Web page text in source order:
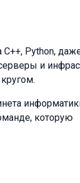
C++, Python,
и
которую